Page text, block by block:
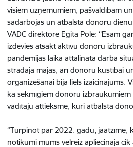
visiem uzņēmumiem, pašvaldībām
sadarbojas un atbalsta donoru
VADC direktore Egita Pole: ‘’Esam
izdevies atsākt aktīvu donoru
pandēmijas laika attālinātā darba
strādāja mājās, arī donoru kustībai
organizēšanai bija liels izaicinājums.
ka sekmīgiem donoru izbraukumiem
vadītāju attieksme, kuri atbalsta
“Turpinot par 2022. gadu, jāatzīmē,
notikumi mums vēlreiz apliecināja cik